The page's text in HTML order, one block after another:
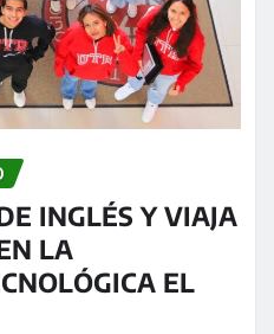
INGLÉS Y VIAJA
LA
EL